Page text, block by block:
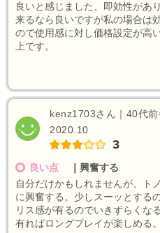
良いと感じました、即効性があ
来るなら良いですが私の場合は
ので使用感に対し価格設定が高
上です。
kenz1703さん｜40代前
2020.10
3
良い点
興奮する
自分だけかもしれませんが、ト
に興奮する。少しスーッとする
リス感が有るのでいきずらくな
有ればロングプレイが楽しめる